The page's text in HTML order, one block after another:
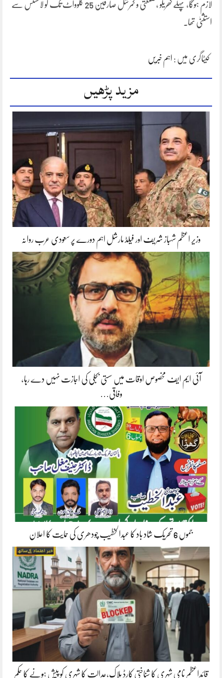
لازم ہوگا، پہلے گھریلو ،صنعتی و کمرشل صارفین 25 کلوواٹ تک کو لائسنس سے
استثنیٰ تھا۔
کیٹاگری میں : اہم خبریں
مزید پڑھیں
وزیر اعظم شہباز شریف اور فیلڈ مارشل اہم دورے پر سعودی عرب روانہ
آئی ایم ایف مخصوص اوقات میں سستی بجلی کی اجازت نہیں دے رہا،
وفاقی…
جموں 6 تحریک شاد باد کا عبدالخطیب چودھری کی حمایت کا اعلان
قائداعظم نامی شہری کا شناختی کارڈ بلاک،عدالت کا شہری کو پیش ہونے کا حکم